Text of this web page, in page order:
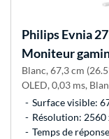
PhilipsEvnia
Moniteur
Blanc, 67,3 cm
OLED, 0,03 ms,
Surface visible:
Résolution: 2560
Temps de